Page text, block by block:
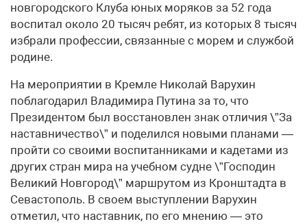
новгородского Клуба юных моряков за 52 года
воспитал около 20 тысяч ребят, из которых 8 тысяч
избрали профессии, связанные с морем и службой
родине.
На мероприятии в Кремле Николай Варухин
поблагодарил Владимира Путина за то, что
Президентом был восстановлен знак отличия \”За
наставничество\” и поделился новыми планами —
пройти со своими воспитанниками и кадетами из
других стран мира на учебном судне \”Господин
Великий Новгород\” маршрутом из Кронштадта в
Севастополь. В своем выступлении Варухин
отметил, что наставник, по его мнению — это